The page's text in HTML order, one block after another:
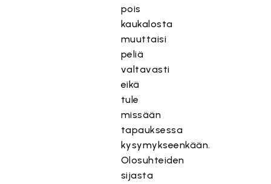
pois
kaukalosta
muuttaisi
peliä
valtavasti
eikä
tule
missään
tapauksessa
kysymykseenkään.
Olosuhteiden
sijasta